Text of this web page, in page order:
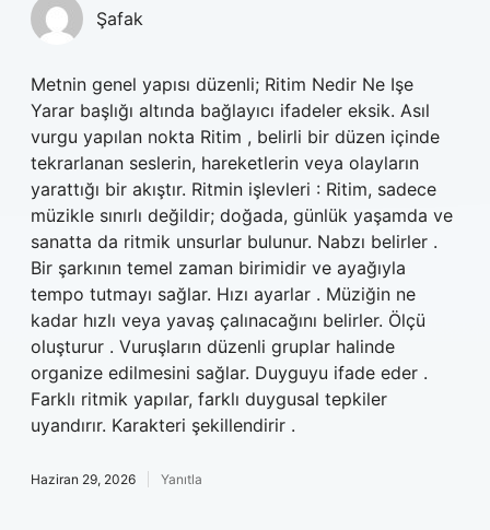
Şafak
Metnin genel yapısı düzenli; Ritim Nedir Ne Işe
Yarar başlığı altında bağlayıcı ifadeler eksik. Asıl
vurgu yapılan nokta Ritim , belirli bir düzen içinde
tekrarlanan seslerin, hareketlerin veya olayların
yarattığı bir akıştır. Ritmin işlevleri : Ritim, sadece
müzikle sınırlı değildir; doğada, günlük yaşamda ve
sanatta da ritmik unsurlar bulunur. Nabzı belirler .
Bir şarkının temel zaman birimidir ve ayağıyla
tempo tutmayı sağlar. Hızı ayarlar . Müziğin ne
kadar hızlı veya yavaş çalınacağını belirler. Ölçü
oluşturur . Vuruşların düzenli gruplar halinde
organize edilmesini sağlar. Duyguyu ifade eder .
Farklı ritmik yapılar, farklı duygusal tepkiler
uyandırır. Karakteri şekillendirir .
Haziran 29, 2026 Yanıtla